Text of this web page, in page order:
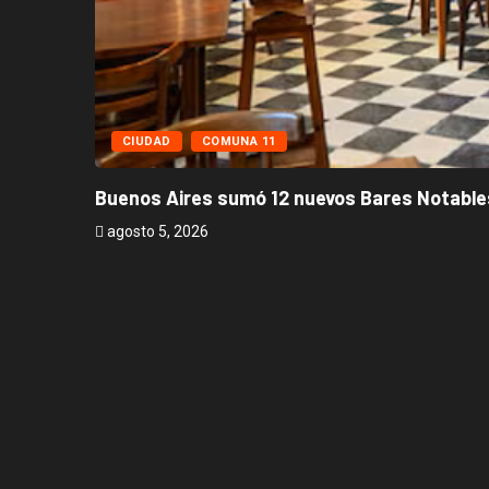
CIUDAD COMUNA 11
Buenos Aires sumó 12 nuevos Bares
agosto 5, 2026